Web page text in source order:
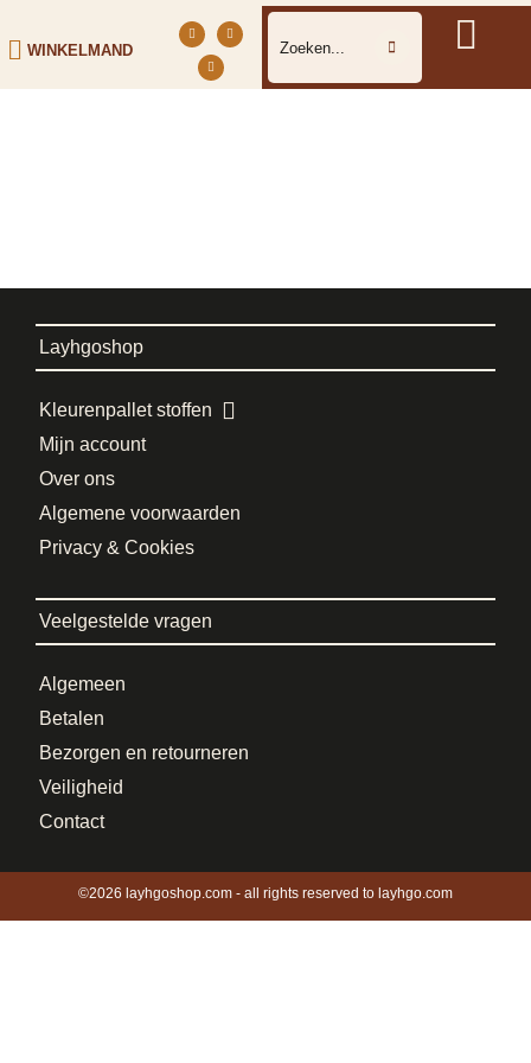
WINKELMAND
Layhgoshop
Kleurenpallet stoffen
Mijn account
Over ons
Algemene voorwaarden
Privacy & Cookies
Veelgestelde vragen
Algemeen
Betalen
Bezorgen en retourneren
Veiligheid
Contact
©2026 layhgoshop.com - all rights reserved to layhgo.com